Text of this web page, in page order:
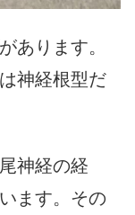
あります。
神経根型だ
神経の経
ます。その